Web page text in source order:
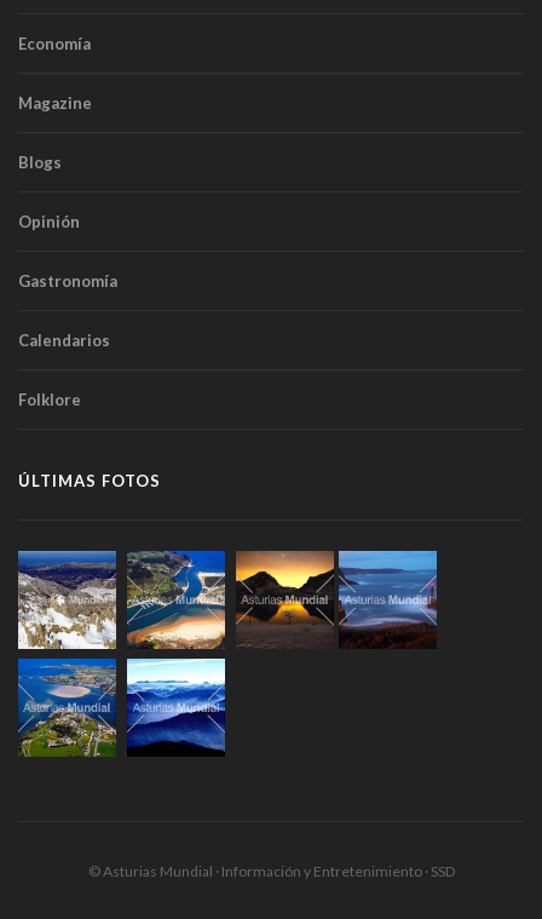
Economía
Magazine
Blogs
Opinión
Gastronomía
Calendarios
Folklore
ÚLTIMAS FOTOS
© Asturias Mundial · Información y Entretenimiento · SSD